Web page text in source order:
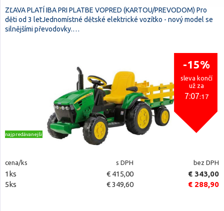
ZĽAVA PLATÍ IBA PRI PLATBE VOPRED (KARTOU/PREVODOM) Pro
děti od 3 letJednomístné dětské elektrické vozítko - nový model se
silnějšími převodovky.…
-15%
sleva končí
už za
7:07:16
najpredávanejšie
cena/ks s DPH bez DPH
1ks € 415,00
€ 343,00
5ks
€ 349,60 € 288,90